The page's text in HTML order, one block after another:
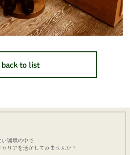
back to list
環境の中で
リアを活かしてみませんか？